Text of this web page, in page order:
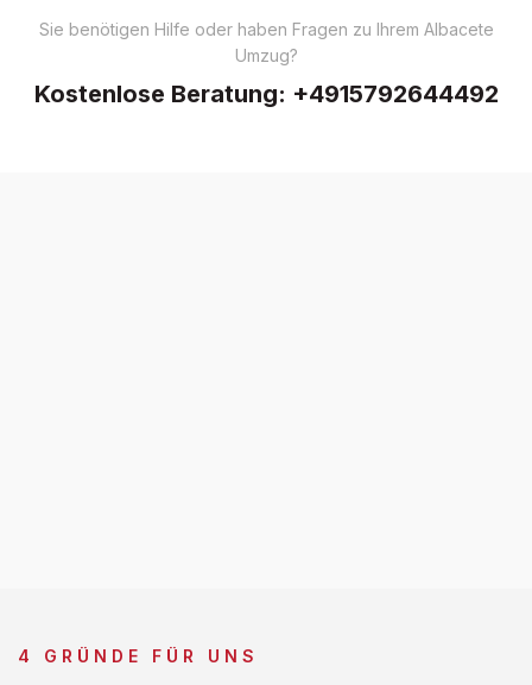
Sie benötigen Hilfe oder haben Fragen zu Ihrem Albacete
Umzug?
Kostenlose Beratung: +4915792644492
4 GRÜNDE FÜR UNS